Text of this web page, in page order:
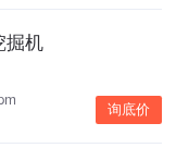
掘机
询底价